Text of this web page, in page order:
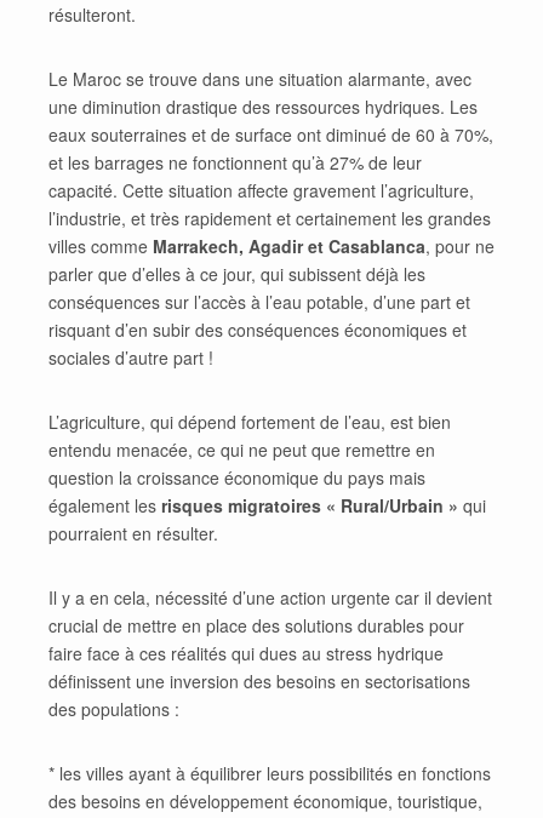
résulteront.
Le Maroc se trouve dans une situation alarmante, avec
une diminution drastique des ressources hydriques. Les
eaux souterraines et de surface ont diminué de 60 à 70%,
et les barrages ne fonctionnent qu’à 27% de leur
capacité. Cette situation affecte gravement l’agriculture,
l’industrie, et très rapidement et certainement les grandes
villes comme Marrakech, Agadir et Casablanca, pour ne
parler que d’elles à ce jour, qui subissent déjà les
conséquences sur l’accès à l’eau potable, d’une part et
risquant d’en subir des conséquences économiques et
sociales d’autre part !
L’agriculture, qui dépend fortement de l’eau, est bien
entendu menacée, ce qui ne peut que remettre en
question la croissance économique du pays mais
également les risques migratoires « Rural/Urbain » qui
pourraient en résulter.
Il y a en cela, nécessité d’une action urgente car il devient
crucial de mettre en place des solutions durables pour
faire face à ces réalités qui dues au stress hydrique
définissent une inversion des besoins en sectorisations
des populations :
* les villes ayant à équilibrer leurs possibilités en fonctions
des besoins en développement économique, touristique,